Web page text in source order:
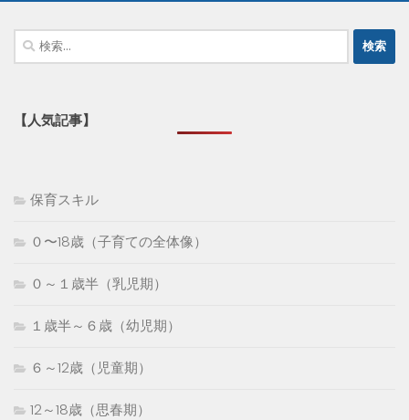
検
索:
【人気記事】
保育スキル
０〜18歳（子育ての全体像）
０～１歳半（乳児期）
１歳半～６歳（幼児期）
６～12歳（児童期）
12～18歳（思春期）